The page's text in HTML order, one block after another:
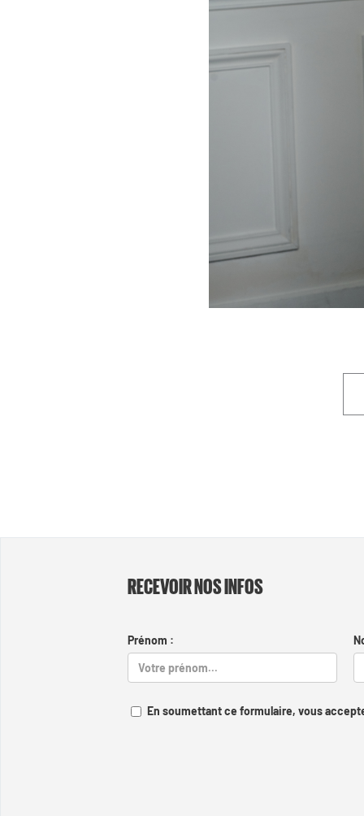
RECEVOIR NOS INFOS
Prénom :
En soumettant ce formulaire, vous